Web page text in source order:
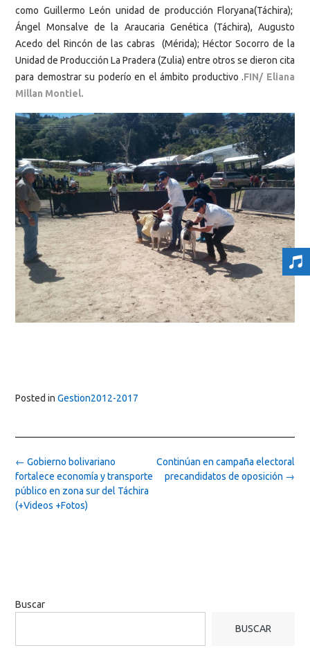
como Guillermo León unidad de producción Floryana(Táchira);
Ángel Monsalve de la Araucaria Genética (Táchira), Augusto
Acedo del Rincón de las cabras (Mérida); Héctor Socorro de la
Unidad de Producción La Pradera (Zulia) entre otros se dieron cita
para demostrar su poderío en el ámbito productivo .FIN/ Eliana
Millan Montiel.
Posted in Gestion2012-2017
Post
navigation
Continúan en campaña electoral
precandidatos de oposición →
← Gobierno bolivariano
fortalece economía y transporte
público en zona sur del Táchira
(+Videos +Fotos)
Buscar
BUSCAR